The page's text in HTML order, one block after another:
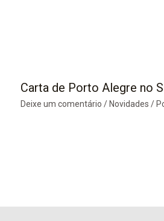
Carta de Porto Alegre no
Deixe um comentário / Novidades /